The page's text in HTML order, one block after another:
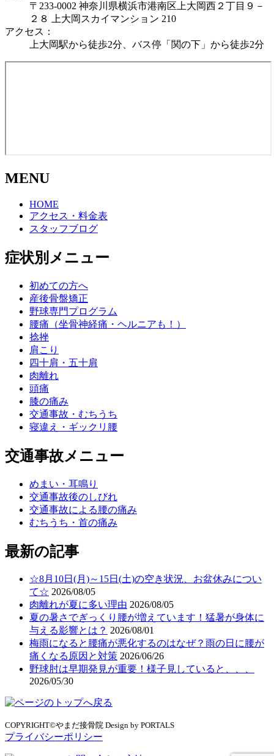
〒233-0002 神奈川県横浜市港南区上大岡西２丁目９－
２８ 上大岡スカイマンション 210
アクセス：
上大岡駅から徒歩2分、バス停「関の下」から徒歩2分
MENU
HOME
アクセス・料金表
スタッフブログ
症状別メニュー
初めての方へ
産後骨盤矯正
野球専門プログラム
腰痛（坐骨神経痛・ヘルニアも！）
捻挫
肩こり
四十肩・五十肩
肉離れ
頭痛
膝の痛み
交通事故・むちうち
寝違え・ギックリ腰
交通事故メニュー
めまい・耳鳴り
交通事故後のしびれ
交通事故による腰の痛み
むちうち・首の痛み
最新の記事
☆8月10日(月)～15日(土)の空き状況、お盆休みについ
て☆ 2026/08/05
肉離れが夏に多い理由 2026/08/05
夏の暑さでぎっくり腰が増えています！猛暑が身体に
与える影響とは？ 2026/08/01
梅雨になると腰痛が悪化するのはなぜ？雨の日に腰が
痛くなる原因と対策 2026/06/26
野球肘は早期発見が重要！様子見していると、、、
2026/05/30
COPYRIGHT©やまだ接骨院 Design by PORTALS
プライバシーポリシー